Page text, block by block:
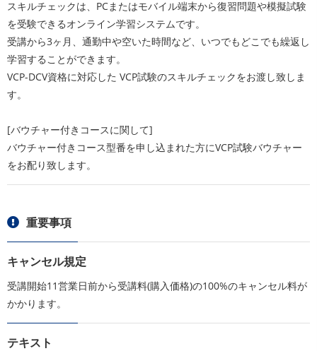
スキルチェックは、PCまたはモバイル端末から復習問題や模擬試験
を受験できるオンライン学習システムです。
受講から3ヶ月、通勤中や空いた時間など、いつでもどこでも繰返し
学習することができます。
VCP-DCV資格に対応した VCP試験のスキルチェックをお渡し致しま
す。
[バウチャー付きコースに関して]
バウチャー付きコース型番を申し込まれた方にVCP試験バウチャー
をお配り致します。
重要事項
キャンセル規定
受講開始11営業日前から受講料(購入価格)の100%のキャンセル料が
かかります。
テキスト